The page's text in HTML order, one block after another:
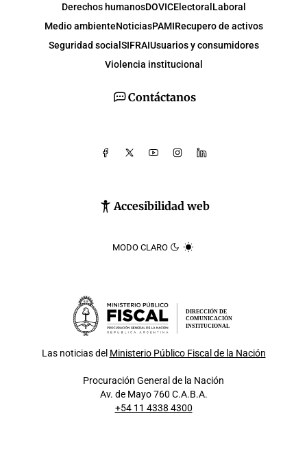
Contáctanos
Accesibilidad web
MODO CLARO
Derechos humanosDOVICElectoral Laboral
Medio ambienteNoticiasPAMIRecupero de activos
Seguridad social SIFRAIUsuarios y consumidores
Violencia institucional
DIRECCIÓN DE
COMUNICACIÓN
INSTITUCIONAL
Las noticias del Ministerio Público Fiscal de la Nación
Procuración General de la Nación
Av. de Mayo 760 C.A.B.A.
+54 11 4338 4300